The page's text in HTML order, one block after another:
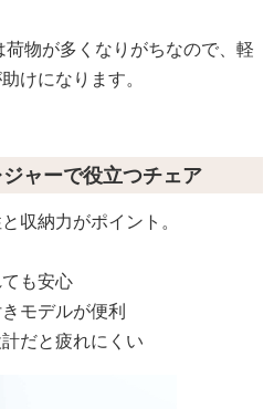
物が多くなりがちなので、軽
けになります。
ャーで役立つチェア
収納力がポイント。
も安心
モデルが便利
だと疲れにくい